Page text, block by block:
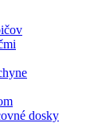
dosky